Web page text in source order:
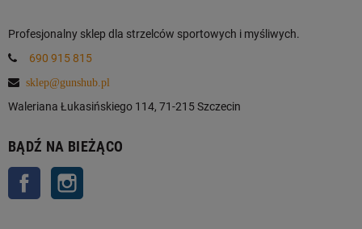
Profesjonalny sklep dla strzelców sportowych i myśliwych.
690 915 815
sklep@gunshub.pl
Waleriana Łukasińskiego 114, 71-215 Szczecin
BĄDŹ NA BIEŻĄCO
Facebook